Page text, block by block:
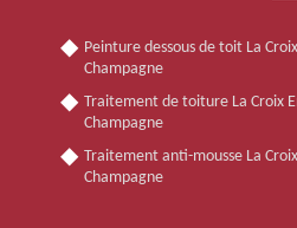
Peinture dessous de toit La
Champagne
Traitement de toiture La Croix
Champagne
Traitement anti-mousse La
Champagne